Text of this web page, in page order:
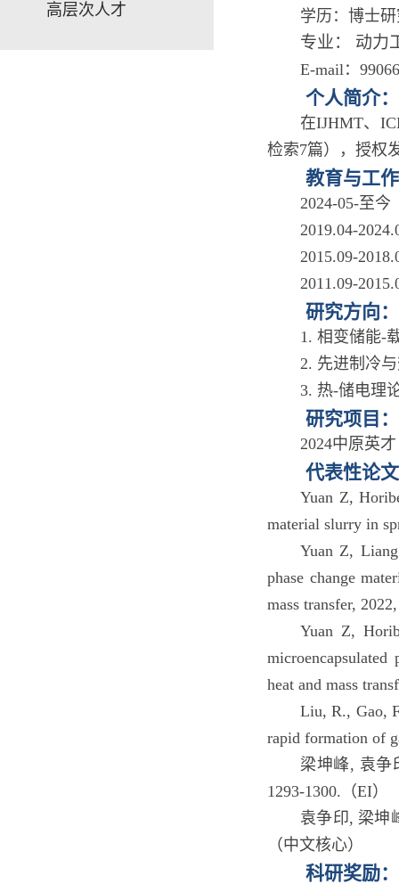
高层次人才
学历：博
专业： 动力
E-mail：
个人简介：
在IJHMT、
检索7篇），授权
教育与工
2024-05-至
2019.04-
2015.09-
2011.09-
研究方向：
1. 相变储能-
2. 先进制冷
3. 热-储电理
研究项目：
2024中原英
代表性论
Yuan Z,
material slurry in
Yuan Z,
phase change
mass transfer,
Yuan Z,
heat and mass
Liu, R., Gao,
rapid formation of
梁坤峰, 袁争
1293-1300.（EI）
袁争印, 梁坤
（中文核心）
科研奖励：